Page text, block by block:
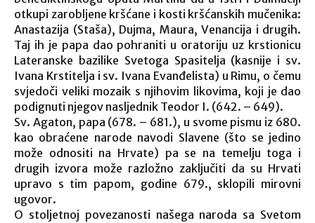
otkupi zarobljene kršćane i kosti kršćanskih mučenika:
Anastazija (Staša), Dujma, Maura, Venancija i drugih.
Taj ih je papa dao pohraniti u oratoriju uz krstionicu
Lateranske bazilike Svetoga Spasitelja (kasnije i sv.
Ivana Krstitelja i sv. Ivana Evanđelista) u Rimu, o čemu
svjedoči veliki mozaik s njihovim likovima, koji je dao
podignuti njegov nasljednik Teodor I. (642. – 649).
Sv. Agaton, papa (678. – 681.), u svome pismu iz 680.
kao obraćene narode navodi Slavene (što se jedino
može odnositi na Hrvate) pa se na temelju toga i
drugih izvora može razložno zaključiti da su Hrvati
upravo s tim papom, godine 679., sklopili mirovni
ugovor.
O stoljetnoj povezanosti našega naroda sa Svetom